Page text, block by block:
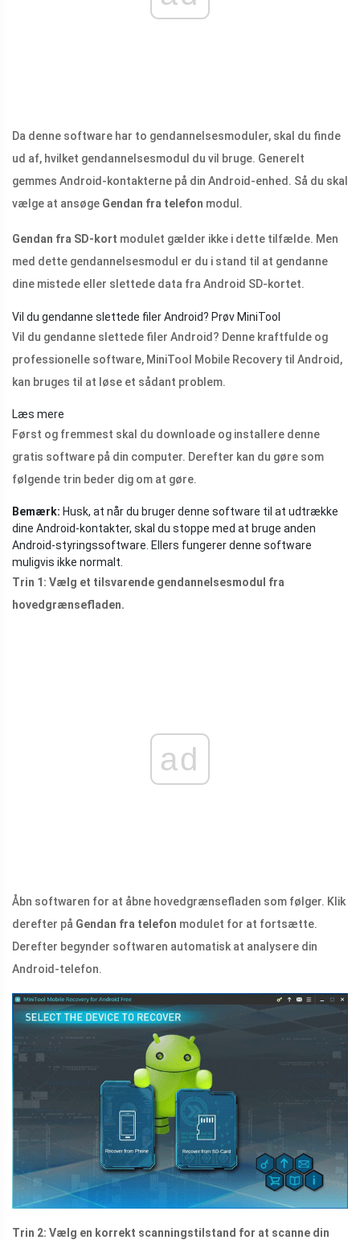
Da denne software har to gendannelsesmoduler, skal du finde
ud af, hvilket gendannelsesmodul du vil bruge. Generelt
gemmes Android-kontakterne på din Android-enhed. Så du skal
vælge at ansøge Gendan fra telefon modul.
Gendan fra SD-kort modulet gælder ikke i dette tilfælde. Men
med dette gendannelsesmodul er du i stand til at gendanne
dine mistede eller slettede data fra Android SD-kortet.
Vil du gendanne slettede filer Android? Prøv MiniTool
Vil du gendanne slettede filer Android? Denne kraftfulde og
professionelle software, MiniTool Mobile Recovery til Android,
kan bruges til at løse et sådant problem.
Læs mere
Først og fremmest skal du downloade og installere denne
gratis software på din computer. Derefter kan du gøre som
følgende trin beder dig om at gøre.
Bemærk: Husk, at når du bruger denne software til at udtrække
dine Android-kontakter, skal du stoppe med at bruge anden
Android-styringssoftware. Ellers fungerer denne software
muligvis ikke normalt.
Trin 1: Vælg et tilsvarende gendannelsesmodul fra
hovedgrænsefladen.
ad
Åbn softwaren for at åbne hovedgrænsefladen som følger. Klik
derefter på Gendan fra telefon modulet for at fortsætte.
Derefter begynder softwaren automatisk at analysere din
Android-telefon.
Trin 2: Vælg en korrekt scanningstilstand for at scanne din